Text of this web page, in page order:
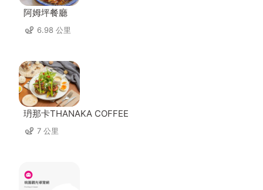
阿姆坪餐廳
6.98 公里
玬那卡THANAKA COFFEE
7 公里